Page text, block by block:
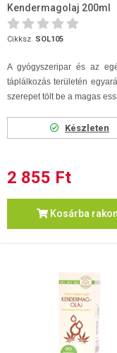
Kendermagolaj 200ml
Cikksz. SOL105
A gyógyszeripar és az
táplálkozás területén
szerepet tölt be a magas
Készleten
2 855 Ft
Kosárba